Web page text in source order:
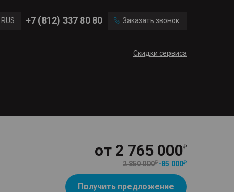
RUS +7 (812) 337 80 80 Заказать звонок
Скидки сервиса
от 2 765 000
2 850 000 -85 000
Получить предложение